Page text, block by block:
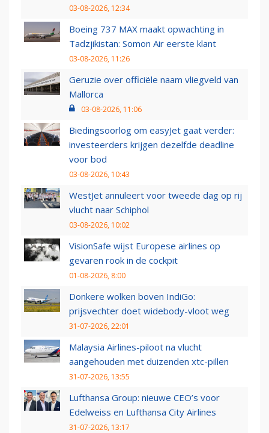
03-08-2026, 12:34
Boeing 737 MAX maakt opwachting in
Tadzjikistan: Somon Air eerste klant
03-08-2026, 11:26
Geruzie over officiële naam vliegveld van
Mallorca
03-08-2026, 11:06
Biedingsoorlog om easyJet gaat verder:
investeerders krijgen dezelfde deadline
voor bod
03-08-2026, 10:43
WestJet annuleert voor tweede dag op rij
vlucht naar Schiphol
03-08-2026, 10:02
VisionSafe wijst Europese airlines op
gevaren rook in de cockpit
01-08-2026, 8:00
Donkere wolken boven IndiGo:
prijsvechter doet widebody-vloot weg
31-07-2026, 22:01
Malaysia Airlines-piloot na vlucht
aangehouden met duizenden xtc-pillen
31-07-2026, 13:55
Lufthansa Group: nieuwe CEO’s voor
Edelweiss en Lufthansa City Airlines
31-07-2026, 13:17